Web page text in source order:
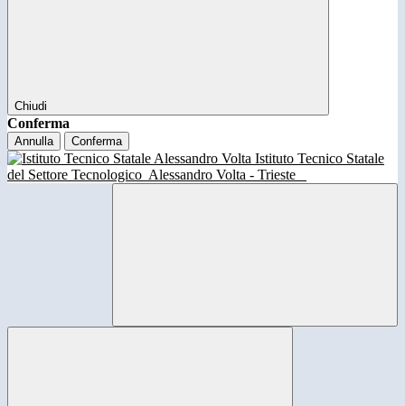
Chiudi
Conferma
Annulla Conferma
Istituto Tecnico Statale
del Settore Tecnologico Alessandro Volta - Trieste